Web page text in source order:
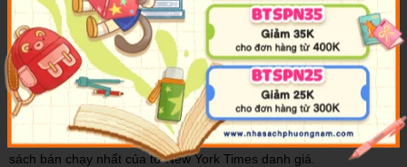
Thỏ Bé Bồng Bôngvà câu chuyện tiếp nốiMột Thỏ Bé Bồng
Bông khácđã mang về hai giải Caldecott Honor về cho tác giả Mo
Willems. Bộ truyện vô cùng độc đáo với sự kết hợp giữa những
hình vẽ hoạt họa và ảnh chụp phong cảnh, khiến cho khi đọc
truyện, các em sẽ được chu du qua những con đường của thành
phố New York. Chính vì vậy, mà bộ sách này đã lọt vào danh sách
sách bán chạy nhất của tờ New York Times danh giá.